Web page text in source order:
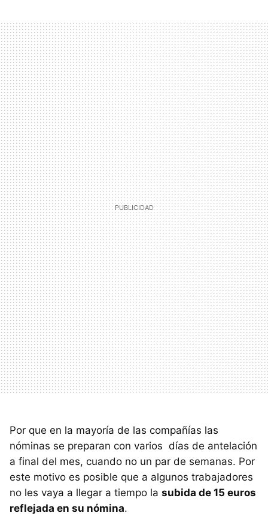
Por que en la mayoría de las compañías las
nóminas se preparan con varios días de antelación
a final del mes, cuando no un par de semanas. Por
este motivo es posible que a algunos trabajadores
no les vaya a llegar a tiempo la subida de 15 euros
reflejada en su nómina.